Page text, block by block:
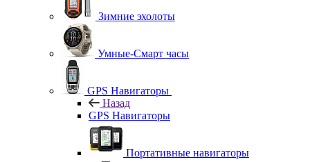
Зимние эхолоты
Умные-Смарт часы
GPS Навигаторы
Назад
GPS Навигаторы
Портативные навигаторы